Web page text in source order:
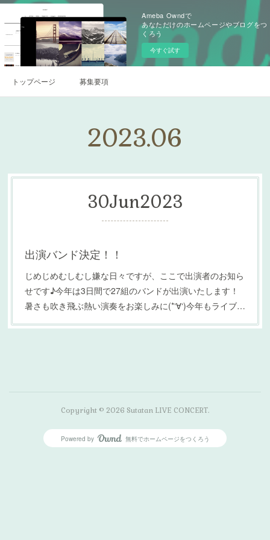
Ameba Owndで
あなただけのホームページやブログをつ
くろう
今すぐ試す
トップページ 募集要項
2023.06
30Jun2023
出演バンド決定！！
じめじめむしむし嫌な日々ですが、ここで出演者のお知ら
せです♪今年は3日間で27組のバンドが出演いたします！
暑さも吹き飛ぶ熱い演奏をお楽しみに(*‘∀‘)今年もライブ…
Copyright © 2026 Sutatan LIVE CONCERT.
Powered by AmebaOwnd
無料でホームページをつくろう